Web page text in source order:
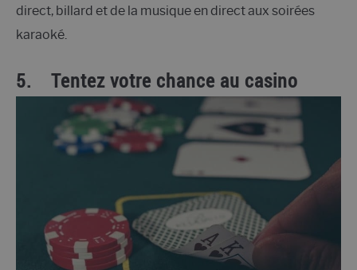
direct, billard et de la musique en direct aux soirées
karaoké.
5. Tentez votre chance au casino